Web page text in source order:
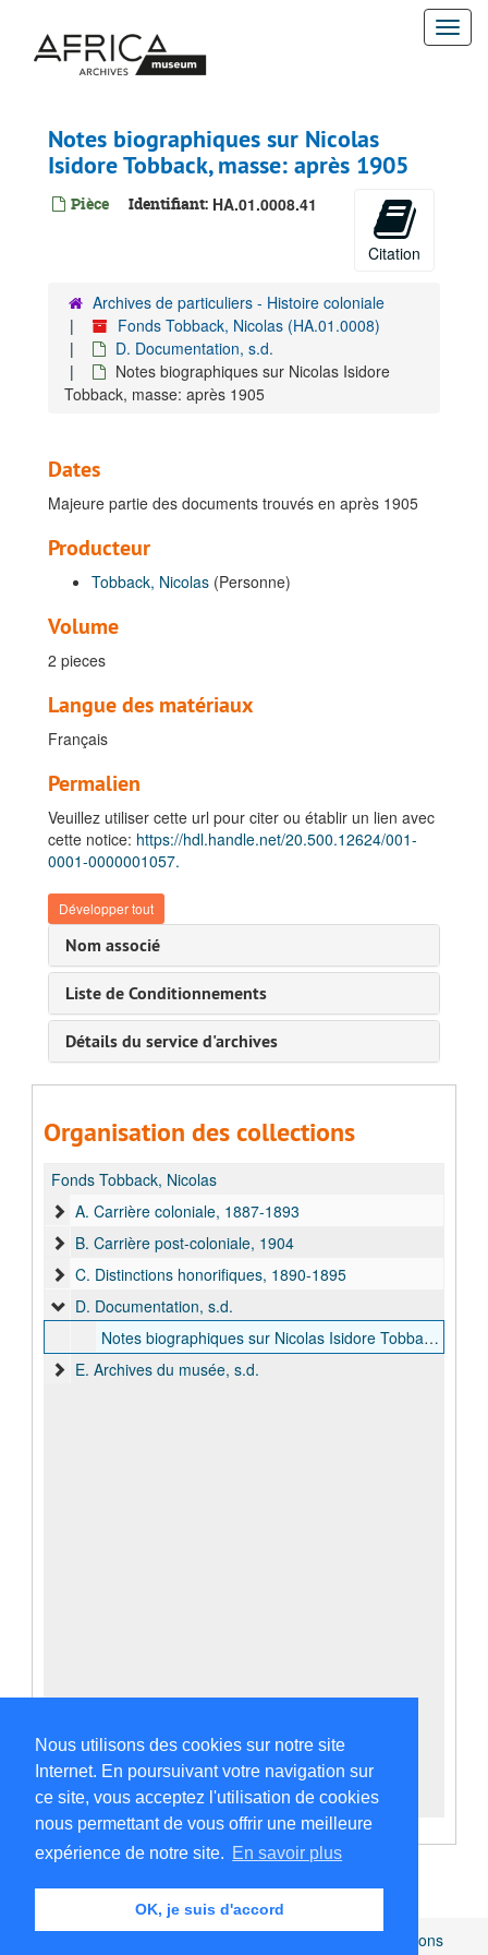
Nous utilisons des cookies sur notre site
Internet. En poursuivant votre navigation sur
ce site, vous acceptez l'utilisation de cookies
nous permettant de vous offrir une meilleure
expérience de notre site. En savoir plus
OK, je suis d'accord
contenu
Notes biographiques sur Nicolas
Isidore Tobback, masse: après 1905
Pièce Identifiant: HA.01.0008.41
Citation
Archives de particuliers - Histoire coloniale
Fonds Tobback, Nicolas (HA.01.0008)
D. Documentation, s.d.
Notes biographiques sur Nicolas Isidore
Tobback, masse: après 1905
Dates
Majeure partie des documents trouvés en après 1905
Producteur
Tobback, Nicolas (Personne)
Volume
2 pieces
Langue des matériaux
Français
Permalien
Veuillez utiliser cette url pour citer ou établir un lien avec
cette notice: https://hdl.handle.net/20.500.12624/001-
0001-0000001057.
Développer tout
Nom associé
Liste de Conditionnements
Détails du service d'archives
Organisation des collections
Fonds Tobback, Nicolas
A. Carrière coloniale, 1887-1893
B. Carrière post-coloniale, 1904
C. Distinctions honorifiques, 1890-1895
D. Documentation, s.d.
Notes biographiques sur Nicolas Isidore Tobback, bulk: après 1905
E. Archives du musée, s.d.
Mentions